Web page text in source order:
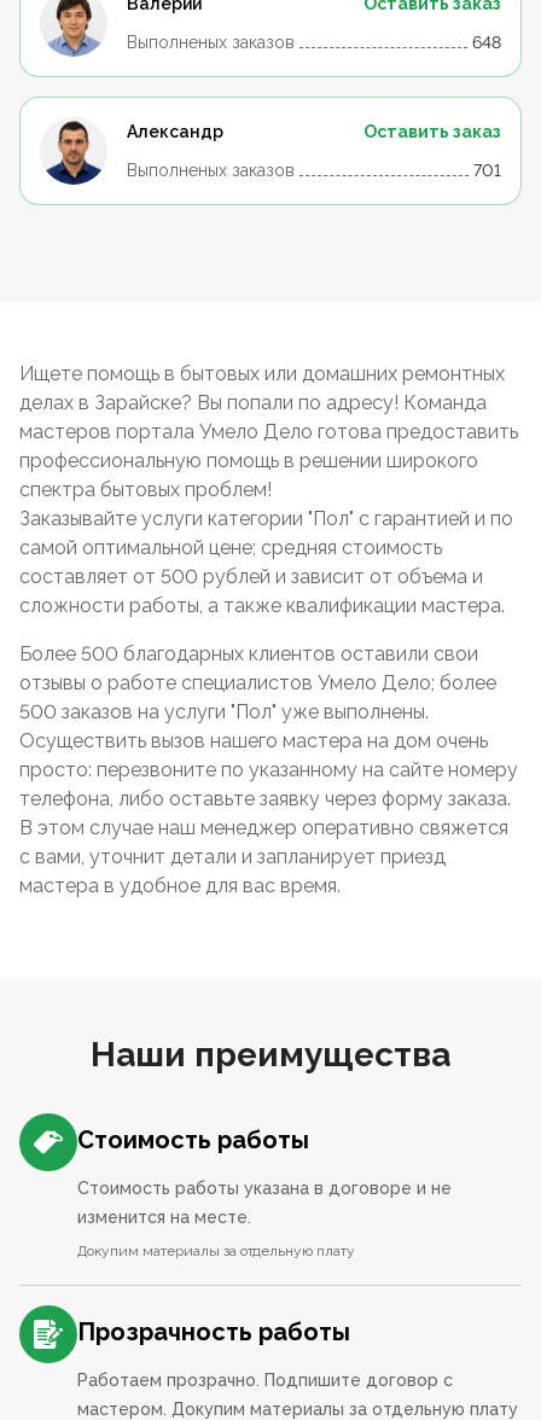
Выполненых заказов
648
Александр
Оставить заказ
Выполненых заказов
701
Ищете помощь в бытовых или домашних ремонтных
делах в Зарайске? Вы попали по адресу! Команда
мастеров портала Умело Дело готова предоставить
профессиональную помощь в решении широкого
спектра бытовых проблем!
Заказывайте услуги категории "Пол" с гарантией и по
самой оптимальной цене; средняя стоимость
составляет от 500 рублей и зависит от объема и
сложности работы, а также квалификации мастера.
Более 500 благодарных клиентов оставили свои
отзывы о работе специалистов Умело Дело; более
500 заказов на услуги "Пол" уже выполнены.
Осуществить вызов нашего мастера на дом очень
просто: перезвоните по указанному на сайте номеру
телефона, либо оставьте заявку через форму заказа.
В этом случае наш менеджер оперативно свяжется
с вами, уточнит детали и запланирует приезд
мастера в удобное для вас время.
Наши преимущества
Стоимость работы
Стоимость работы указана в договоре и не
изменится на месте.
Докупим материалы за отдельную плату
Прозрачность работы
Работаем прозрачно. Подпишите договор с
мастером. Докупим материалы за отдельную плату